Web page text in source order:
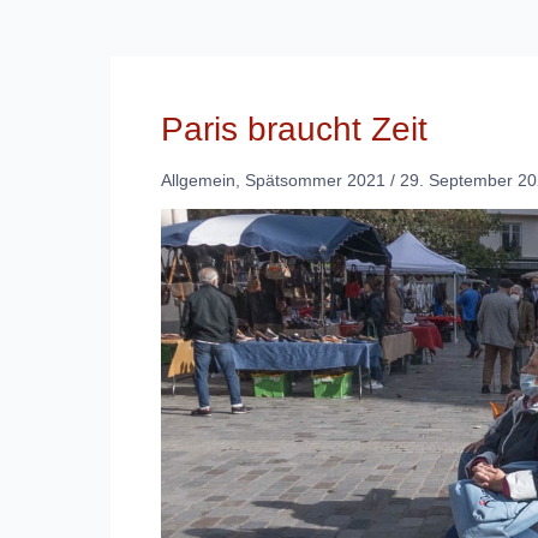
Paris braucht Zeit
Allgemein Spätsommer 2021 / 29. September